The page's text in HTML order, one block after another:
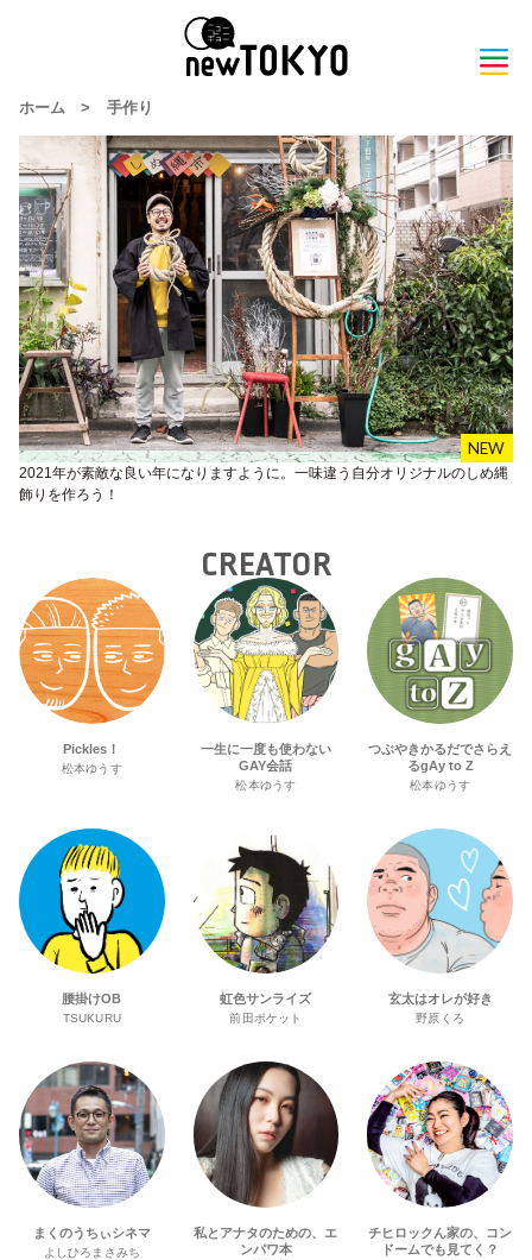
ホーム > 手作り
2021年が素敵な良い年になりますように。一味違う自分オリジナルのしめ縄
飾りを作ろう！
CREATOR
Pickles！
松本ゆうす
一生に一度も使わない
GAY会話
松本ゆうす
つぶやきかるだでさらえ
るgAy to Z
松本ゆうす
腰掛けOB
TSUKURU
虹色サンライズ
前田ポケット
玄太はオレが好き
野原くろ
まくのうちぃシネマ
よしひろまさみち
私とアナタのための、エ
ンパワ本
チヒロックん家の、コン
ドームでも見てく？